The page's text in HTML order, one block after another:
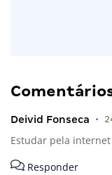
Deivid Fonseca •
Estudar pela
Responder